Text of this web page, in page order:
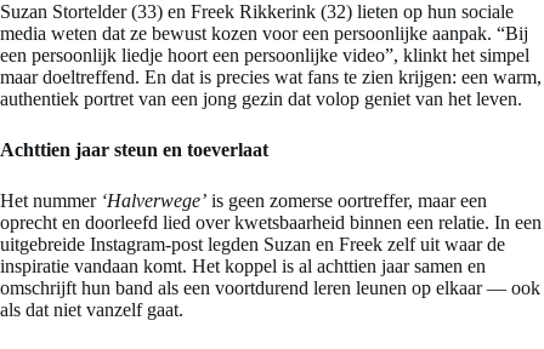
Suzan Stortelder (33) en Freek Rikkerink (32) lieten op hun sociale
media weten dat ze bewust kozen voor een persoonlijke aanpak. “Bij
een persoonlijk liedje hoort een persoonlijke video”, klinkt het simpel
maar doeltreffend. En dat is precies wat fans te zien krijgen: een warm,
authentiek portret van een jong gezin dat volop geniet van het leven.
Achttien jaar steun en toeverlaat
Het nummer ‘Halverwege’ is geen zomerse oortreffer, maar een
oprecht en doorleefd lied over kwetsbaarheid binnen een relatie. In een
uitgebreide Instagram-post legden Suzan en Freek zelf uit waar de
inspiratie vandaan komt. Het koppel is al achttien jaar samen en
omschrijft hun band als een voortdurend leren leunen op elkaar — ook
als dat niet vanzelf gaat.